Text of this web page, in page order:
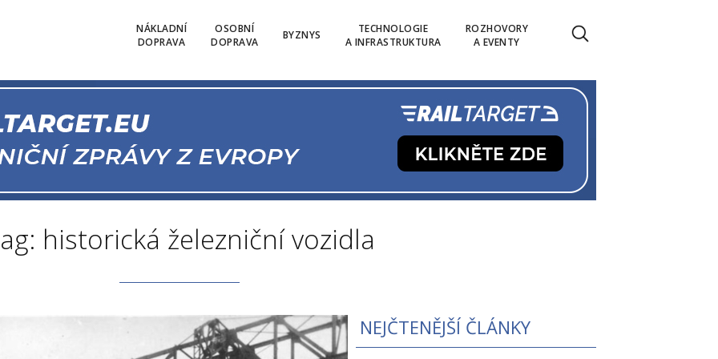
NÁKLADNÍ
DOPRAVA
OSOBNÍ
DOPRAVA
BYZNYS
TECHNOLOGIE
A INFRASTRUKTURA
ROZHOVORY
A EVENTY
historická železniční vozidla
NEJČTENĚJŠÍ ČLÁNKY